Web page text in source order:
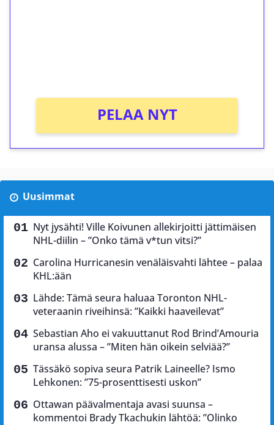
PELAA NYT
Uusimmat
Nyt jysähti! Ville Koivunen allekirjoitti jättimäisen
NHL-diilin – ”Onko tämä v*tun vitsi?”
Carolina Hurricanesin venäläisvahti lähtee – palaa
KHL:ään
Lähde: Tämä seura haluaa Toronton NHL-
veteraanin riveihinsä: ”Kaikki haaveilevat”
Sebastian Aho ei vakuuttanut Rod Brind’Amouria
uransa alussa – ”Miten hän oikein selviää?”
Tässäkö sopiva seura Patrik Laineelle? Ismo
Lehkonen: ”75-prosenttisesti uskon”
Ottawan päävalmentaja avasi suunsa –
kommentoi Brady Tkachukin lähtöä: ”Olinko